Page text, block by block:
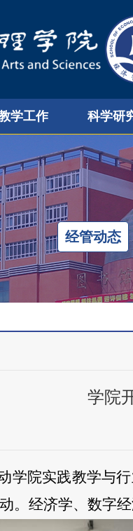
学工作 科学研
经管动态
学院
学院实践教学与
。经济学、数字